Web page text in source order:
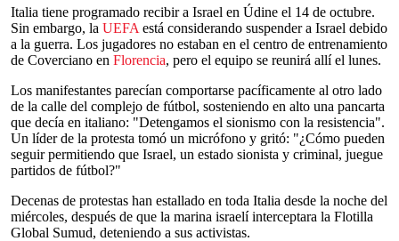
Italia tiene programado recibir a Israel en Údine el 14 de octubre.
Sin embargo, la UEFA está considerando suspender a Israel debido
a la guerra. Los jugadores no estaban en el centro de entrenamiento
de Coverciano en Florencia, pero el equipo se reunirá allí el lunes.
Los manifestantes parecían comportarse pacíficamente al otro lado
de la calle del complejo de fútbol, sosteniendo en alto una pancarta
que decía en italiano: "Detengamos el sionismo con la resistencia".
Un líder de la protesta tomó un micrófono y gritó: "¿Cómo pueden
seguir permitiendo que Israel, un estado sionista y criminal, juegue
partidos de fútbol?"
Decenas de protestas han estallado en toda Italia desde la noche del
miércoles, después de que la marina israelí interceptara la Flotilla
Global Sumud, deteniendo a sus activistas.